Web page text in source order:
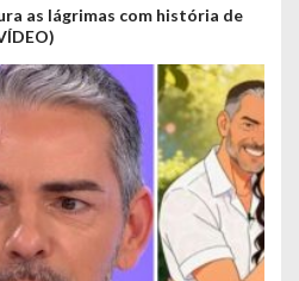
as lágrimas com história de